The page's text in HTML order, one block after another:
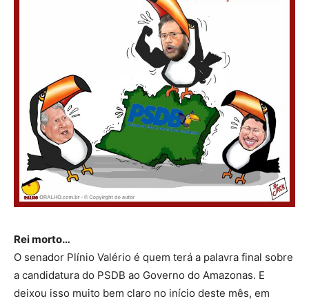
Rei morto…
O senador Plínio Valério é quem terá a palavra final sobre
a candidatura do PSDB ao Governo do Amazonas. E
deixou isso muito bem claro no início deste mês, em